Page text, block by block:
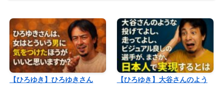
【ひろゆき】ひろゆきさん
【ひろゆき】大谷さんのよう